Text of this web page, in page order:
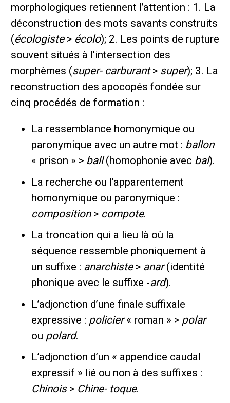
morphologiques retiennent l’attention : 1. La
déconstruction des mots savants construits
(écologiste> écolo); 2. Les points de rupture
souvent situés à l’intersection des
morphèmes (super- carburant> super); 3. La
reconstruction des apocopés fondée sur
cinq procédés de formation :
La ressemblance homonymique ou
paronymique avec un autre mot : ballon
« prison » > ball(homophonie avec bal).
La recherche ou l’apparentement
homonymique ou paronymique :
composition> compote.
La troncation qui a lieu là où la
séquence ressemble phoniquement à
un suffixe : anarchiste> anar(identité
phonique avec le suffixe -ard).
L’adjonction d’une finale suffixale
expressive : policier« roman » > polar
ou polard.
L’adjonction d’un « appendice caudal
expressif » lié ou non à des suffixes :
Chinois> Chine- toque.